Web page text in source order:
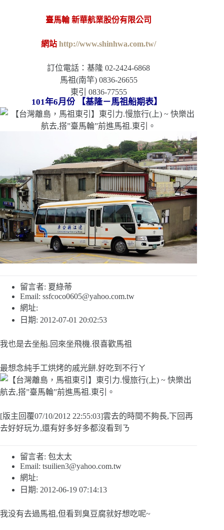
臺馬輪 新華航業股份有限公司
網站http://www.shinhwa.com.tw/
訂位電話：基隆 02-2424-6868
馬祖(南竿) 0836-26655
東引 0836-77555
101年6月份 【基隆－馬祖船期表】
留言者: 夏綠蒂
Email: ssfcoco0605@yahoo.com.tw
網址:
日期: 2012-07-01 20:02:53
我也是去坐船.回來坐飛機.很喜歡馬祖
最想念純手工烘烤的戚光餅.好吃到不行ㄚ
[版主回覆07/10/2012 22:55:03]雲去的時間不夠長,下回再
去好好玩ㄌ,還有好多好多都沒看到ㄋ
留言者: 包太太
Email: tsuilien3@yahoo.com.tw
網址:
日期: 2012-06-19 07:14:13
我没有去過馬祖,但看到臭豆腐就好想吃呢~